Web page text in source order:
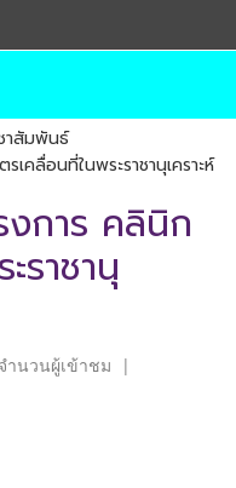
าสัมพันธ์
คลื่อนที่ในพระราชานุเคราะห์
งการ คลินิก
ราชานุ
ำนวนผู้เข้าชม |